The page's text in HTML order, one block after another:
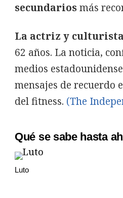
secundariosmás
La actriz y culturista
62 años. La noticia,
medios
mensajes de recuerdo
del fitness. (The
Qué se sabe hasta
Luto